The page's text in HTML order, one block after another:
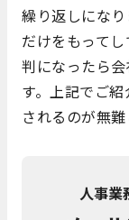
繰り返しにな
だけをもって
判になったら
す。上記でご
されるのが無難
人事業